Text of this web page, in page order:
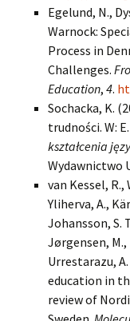
Egelund, N.,
Warnock:
Process in
Challenges.
Education, 4.
Sochacka, K.
trudności. W:
kształcenia
Wydawnictwo
van Kessel, R.,
Yliherva, A.,
Johansson, S.
Jørgensen, M.,
Urrestarazu,
education in
review of